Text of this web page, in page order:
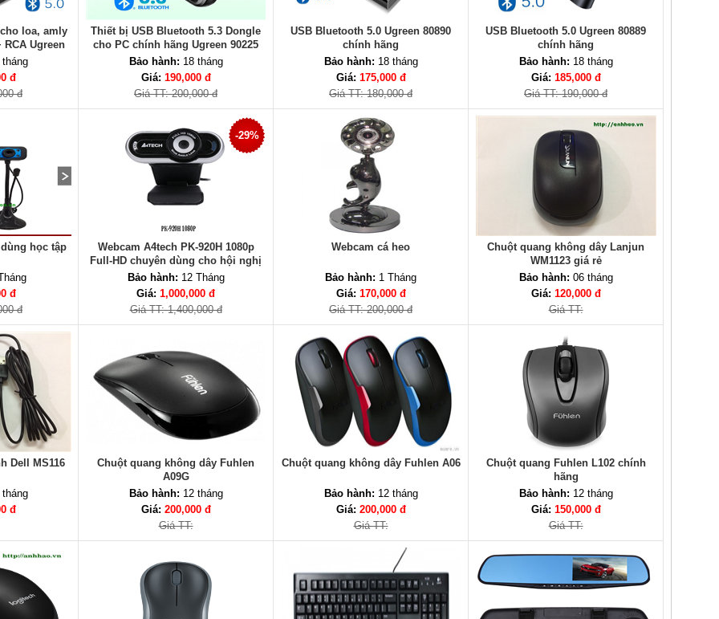
loa, amly
Ugreen
tháng
đ
đ
Thiết bị USB Bluetooth 5.3 Dongle
cho PC chính hãng Ugreen 90225
Bảo hành: 18 tháng
Giá: 190,000 đ
Giá TT: 200,000 đ
USB Bluetooth 5.0 Ugreen 80890
chính hãng
Bảo hành: 18 tháng
Giá: 175,000 đ
Giá TT: 180,000 đ
USB Bluetooth 5.0 Ugreen 80889
chính hãng
Bảo hành: 18 tháng
Giá: 185,000 đ
Giá TT: 190,000 đ
học tập
đ
đ
-29%
Webcam A4tech PK-920H 1080p
Full-HD chuyên dùng cho hội nghị
truyền hình
Bảo hành: 12 Tháng
Giá: 1,000,000 đ
Giá TT: 1,400,000 đ
Webcam cá heo
Bảo hành: 1 Tháng
Giá: 170,000 đ
Giá TT: 200,000 đ
Chuột quang không dây Lanjun
WM1123 giá rẻ
Bảo hành: 06 tháng
Giá: 120,000 đ
Giá TT:
Dell MS116
tháng
đ
Chuột quang không dây Fuhlen
A09G
Bảo hành: 12 tháng
Giá: 200,000 đ
Giá TT:
Chuột quang không dây Fuhlen A06
Bảo hành: 12 tháng
Giá: 200,000 đ
Giá TT:
Chuột quang Fuhlen L102 chính
hãng
Bảo hành: 12 tháng
Giá: 150,000 đ
Giá TT: